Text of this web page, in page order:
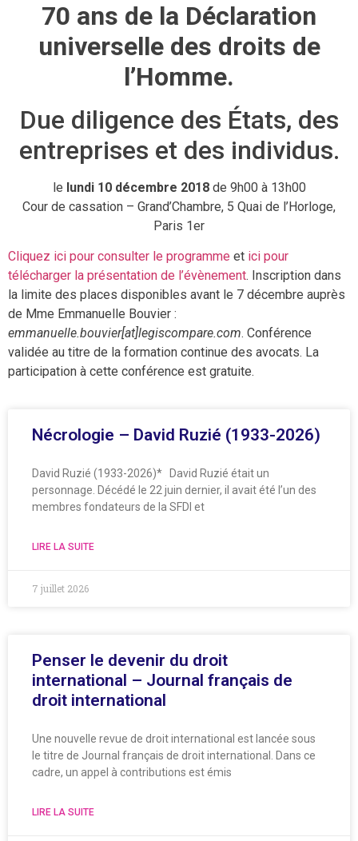
70 ans de la Déclaration
universelle des droits de
l’Homme.
Due diligence des États, des
entreprises et des individus.
le lundi 10 décembre 2018de 9h00 à 13h00
Cour de cassation – Grand’Chambre, 5 Quai de l’Horloge,
Paris 1er
Cliquez ici pour consulter le programme et ici pour
télécharger la présentation de l’évènement. Inscription dans
la limite des places disponibles avant le 7 décembre auprès
de Mme Emmanuelle Bouvier :
emmanuelle.bouvier[at]legiscompare.com. Conférence
validée au titre de la formation continue des avocats. La
participation à cette conférence est gratuite.
Nécrologie – David Ruzié (1933-2026)
David Ruzié (1933-2026)* David Ruzié était un
personnage. Décédé le 22 juin dernier, il avait été l’un des
membres fondateurs de la SFDI et
LIRE LA SUITE
7 juillet 2026
Penser le devenir du droit
international – Journal français de
droit international
Une nouvelle revue de droit international est lancée sous
le titre de Journal français de droit international. Dans ce
cadre, un appel à contributions est émis
LIRE LA SUITE